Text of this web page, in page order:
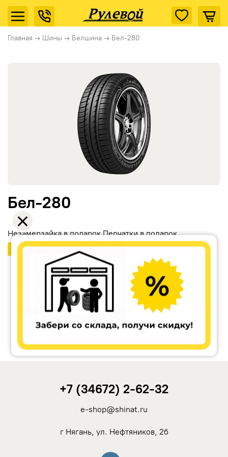
Главная → Шины → Белшина → Бел-280
Ikon Tyres (Nokian Tyres)
Tunga
Бел-280
Незамерзайка в подарок Перчатки в подарок
Бесплатный шиномонтаж
+7 (34672) 2-62-32
e-shop@shinat.ru
г Нягань, ул. Нефтяников, 2б